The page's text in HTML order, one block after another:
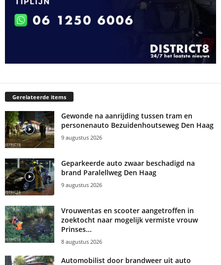
Gerelateerde items
Gewonde na aanrijding tussen tram en
personenauto Bezuidenhoutseweg Den Haag
9 augustus 2026
Geparkeerde auto zwaar beschadigd na
brand Paralellweg Den Haag
9 augustus 2026
Vrouwentas en scooter aangetroffen in
zoektocht naar mogelijk vermiste vrouw
Prinses...
8 augustus 2026
Automobilist door brandweer uit auto